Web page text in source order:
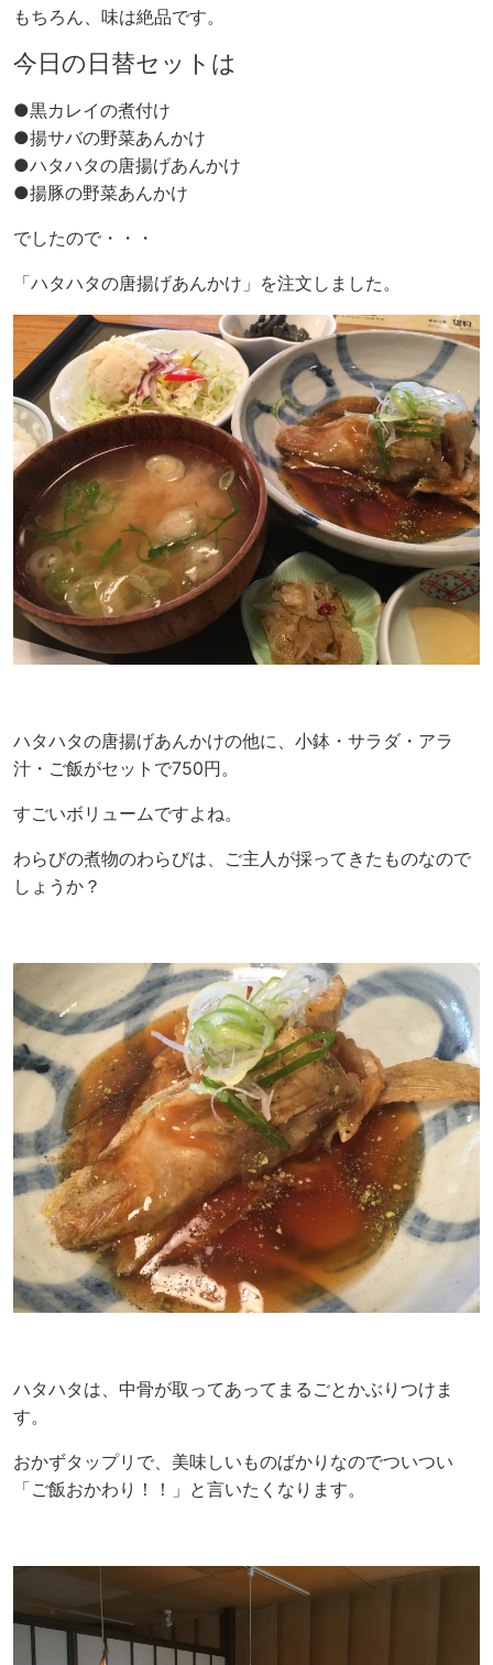
もちろん、味は絶品です。
今日の日替セットは
●黒カレイの煮付け
●揚サバの野菜あんかけ
●ハタハタの唐揚げあんかけ
●揚豚の野菜あんかけ
でしたので・・・
「ハタハタの唐揚げあんかけ」を注文しました。
ハタハタの唐揚げあんかけの他に、小鉢・サラダ・アラ
汁・ご飯がセットで750円。
すごいボリュームですよね。
わらびの煮物のわらびは、ご主人が採ってきたものなので
しょうか？
ハタハタは、中骨が取ってあってまるごとかぶりつけま
す。
おかずタップリで、美味しいものばかりなのでついつい
「ご飯おかわり！！」と言いたくなります。